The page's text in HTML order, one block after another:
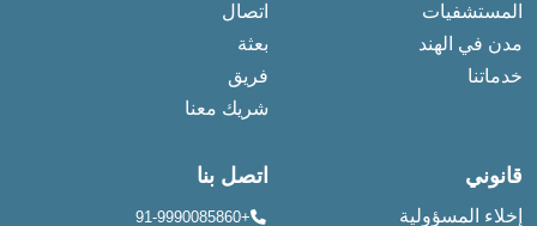
المستشفيات
مدن في الهند
خدماتنا
اتصال
بعثة
فريق
شريك معنا
قانوني
إخلاء المسؤولية
اتصل بنا
+91-9990085860